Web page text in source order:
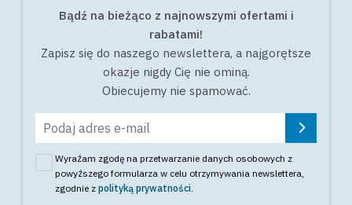
Bądź na bieżąco z najnowszymi ofertami i
rabatami!
Zapisz się do naszego newslettera, a najgorętsze
okazje nigdy Cię nie ominą.
Obiecujemy nie spamować.
Wyrażam zgodę na przetwarzanie danych osobowych z
powyższego formularza w celu otrzymywania newslettera
zgodnie z polityką prywatności